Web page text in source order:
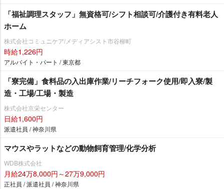
「福祉調理スタッフ」無資格可/シフト相談可/介護付き有料老人
ホーム
株式会社コミュニケア/メディアシスト市谷柳町
時給1,226円
アルバイト・パート / 東京都
「寮完備」食料品の入出庫作業/リーチフォーク使用/即入寮/製
造・工場/工場・製造
株式会社京栄センター
日給1,600円
派遣社員 / 神奈川県
マウスやラットなどの動物飼育管理/化学分析
WDB株式会社
月給24万8,000円～27万9,000円
正社員 / 派遣社員 / 神奈川県